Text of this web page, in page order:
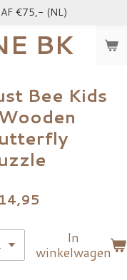
BK
€75,- (NL)
Bee Kids
In
winkelwagen